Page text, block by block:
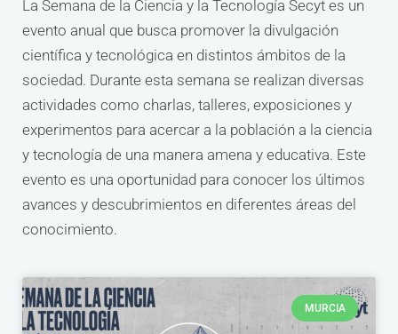
La Semana de la Ciencia y la Tecnología Secyt es un
evento anual que busca promover la divulgación
científica y tecnológica en distintos ámbitos de la
sociedad. Durante esta semana se realizan diversas
actividades como charlas, talleres, exposiciones y
experimentos para acercar a la población a la ciencia
y tecnología de una manera amena y educativa. Este
evento es una oportunidad para conocer los últimos
avances y descubrimientos en diferentes áreas del
conocimiento.
MURCIA